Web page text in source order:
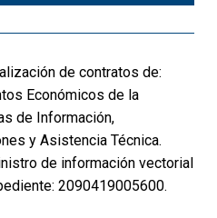
de contratos de:
Económicos de la
de Información,
y Asistencia Técnica.
de información vectorial
2090419005600.